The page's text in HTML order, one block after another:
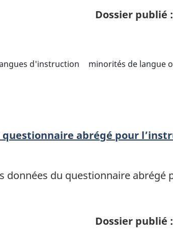
Dossier publié :
d'instruction minorités de langue
abrégé pour
données du questionnaire
Dossier publié :